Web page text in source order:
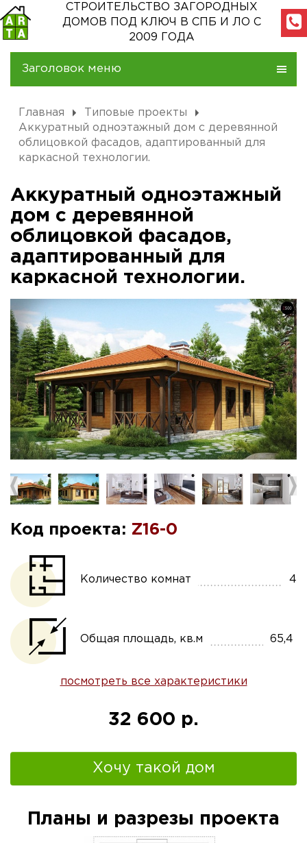
СТРОИТЕЛЬСТВО ЗАГОРОДНЫХ
ДОМОВ
ПОД КЛЮЧ В СПБ И ЛО С
2009 ГОДА
Заголовок меню
Главная
Типовые проекты
Аккуратный одноэтажный дом с деревянной
облицовкой фасадов, адаптированный для
каркасной технологии.
Аккуратный одноэтажный
дом с деревянной
облицовкой фасадов,
адаптированный для
каркасной технологии.
Код проекта: Z16-0
Количество комнат 4
Общая площадь, кв.м 65,4
посмотреть все характеристики
32 600 р.
Хочу такой дом
Планы и разрезы проекта